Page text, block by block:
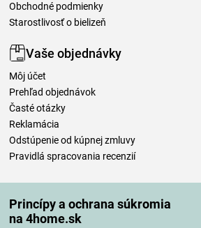
Princípy a ochrana súkromia
na 4home.sk
Obchodné podmienky
Starostlivosť o bielizeň
Vaše objednávky
Môj účet
Prehľad objednávok
Časté otázky
Reklamácia
Odstúpenie od kúpnej zmluvy
Pravidlá spracovania recenzií